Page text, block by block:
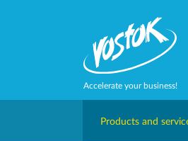
Accelerate your business!
Products and